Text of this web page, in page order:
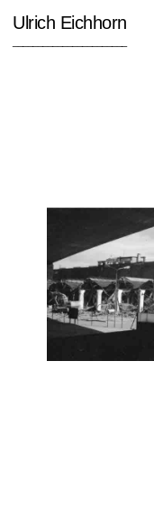
Ulrich Eichhorn